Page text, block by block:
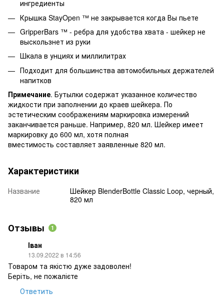
ингредиенты
Крышка StayOpen ™ не закрывается когда Вы пьете
GripperBars ™ - ребра для удобства хвата - шейкер не
выскользнет из руки
Шкала в унциях и миллилитрах
Подходит для большинства автомобильных держателей
напитков
Примечание. Бутылки содержат указанное количество
жидкости при заполнении до краев шейкера. По
эстетическим соображениям маркировка измерений
заканчивается раньше. Например, 820 мл. Шейкер имеет
маркировку до 600 мл, хотя полная
вместимость составляет заявленные 820 мл.
Характеристики
Название
Шейкер BlenderBottle Classic Loop, черный,
820 мл
Отзывы 1
Іван
13.09.2022 в 14:56
Товаром та якістю дуже задоволен!
Беріть, не пожалієте
Ответить